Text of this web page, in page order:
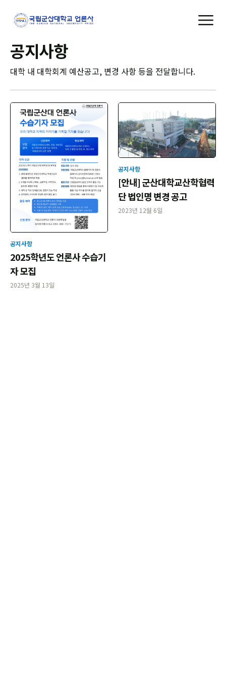
공지사항
대학 내 대학회계 예산공고, 변경 사항 등을 전달합니다.
공지사항
2025학년도 언론사 수습기
자 모집
2025년 3월 13일
공지사항
[안내] 군산대학교산학협력
단 법인명 변경 공고
2023년 12월 6일